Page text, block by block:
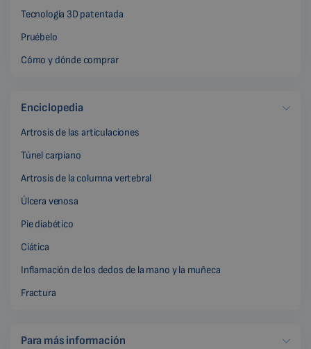
Tecnología 3D patentada
Pruébelo
Cómo y dónde comprar
Enciclopedia
Artrosis de las articulaciones
Túnel carpiano
Artrosis de la columna vertebral
Úlcera venosa
Pie diabético
Ciática
Inflamación de los dedos de la mano y la muñeca
Fractura
Para más información